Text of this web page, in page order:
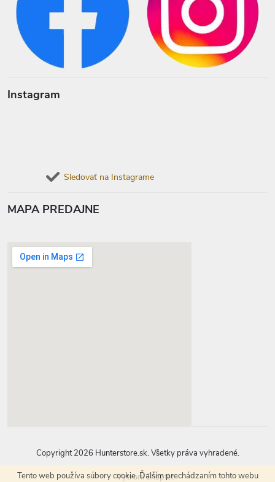
Tento web používa súbory cookie. Ďalším prechádzaním tohto webu
Instagram
Sledovať na Instagrame
MAPA PREDAJNE
Vytvoril Shoptet
Copyright 2026 Hunterstore.sk. Všetky práva vyhradené.